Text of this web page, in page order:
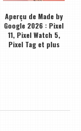
Aperçu de Made by
Google 2026 : Pixel
11, Pixel Watch 5,
Pixel Tag et plus